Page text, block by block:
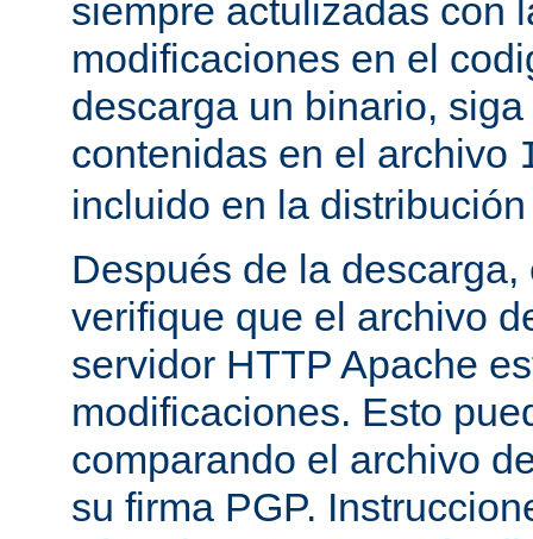
siempre actulizadas con
modificaciones en el
descarga un binario,
contenidas en el archivo
incluido en la distribución
Después de la
verifique que el archivo
servidor HTTP Apache
modificaciones. Esto
comparando el archivo
su firma PGP.